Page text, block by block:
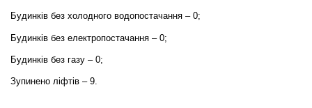
Будинків без холодного водопостачання – 0;
Будинків без електропостачання – 0;
Будинків без газу – 0;
Зупинено ліфтів – 9.